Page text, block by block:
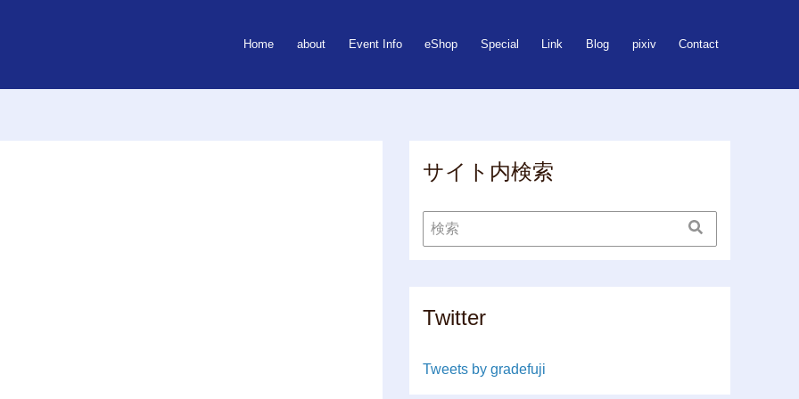
Home about Event Info eShop Special Link Blog pixiv Contact
サイト内検索
Twitter
Tweets by gradefuji